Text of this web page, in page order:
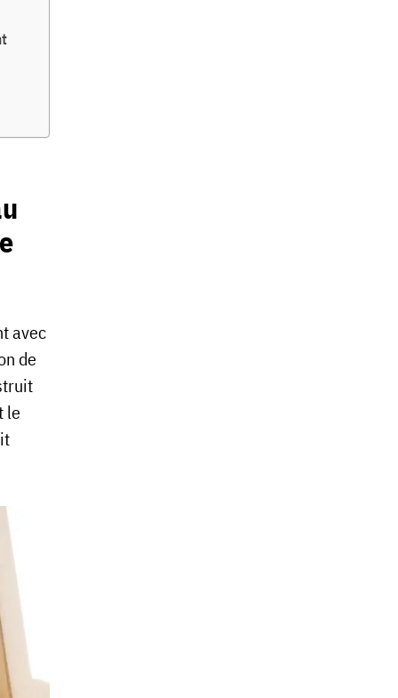
avec
de
le